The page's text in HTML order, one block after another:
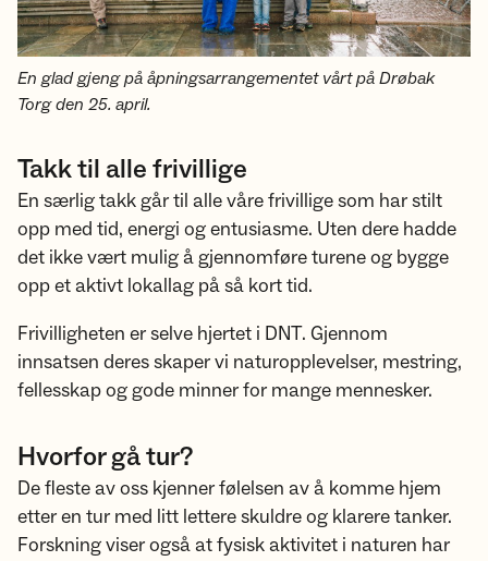
En glad gjeng på åpningsarrangementet vårt på Drøbak
Torg den 25. april.
Takk til alle frivillige
En særlig takk går til alle våre frivillige som har stilt
opp med tid, energi og entusiasme. Uten dere hadde
det ikke vært mulig å gjennomføre turene og bygge
opp et aktivt lokallag på så kort tid.
Frivilligheten er selve hjertet i DNT. Gjennom
innsatsen deres skaper vi naturopplevelser, mestring,
fellesskap og gode minner for mange mennesker.
Hvorfor gå tur?
De fleste av oss kjenner følelsen av å komme hjem
etter en tur med litt lettere skuldre og klarere tanker.
Forskning viser også at fysisk aktivitet i naturen har